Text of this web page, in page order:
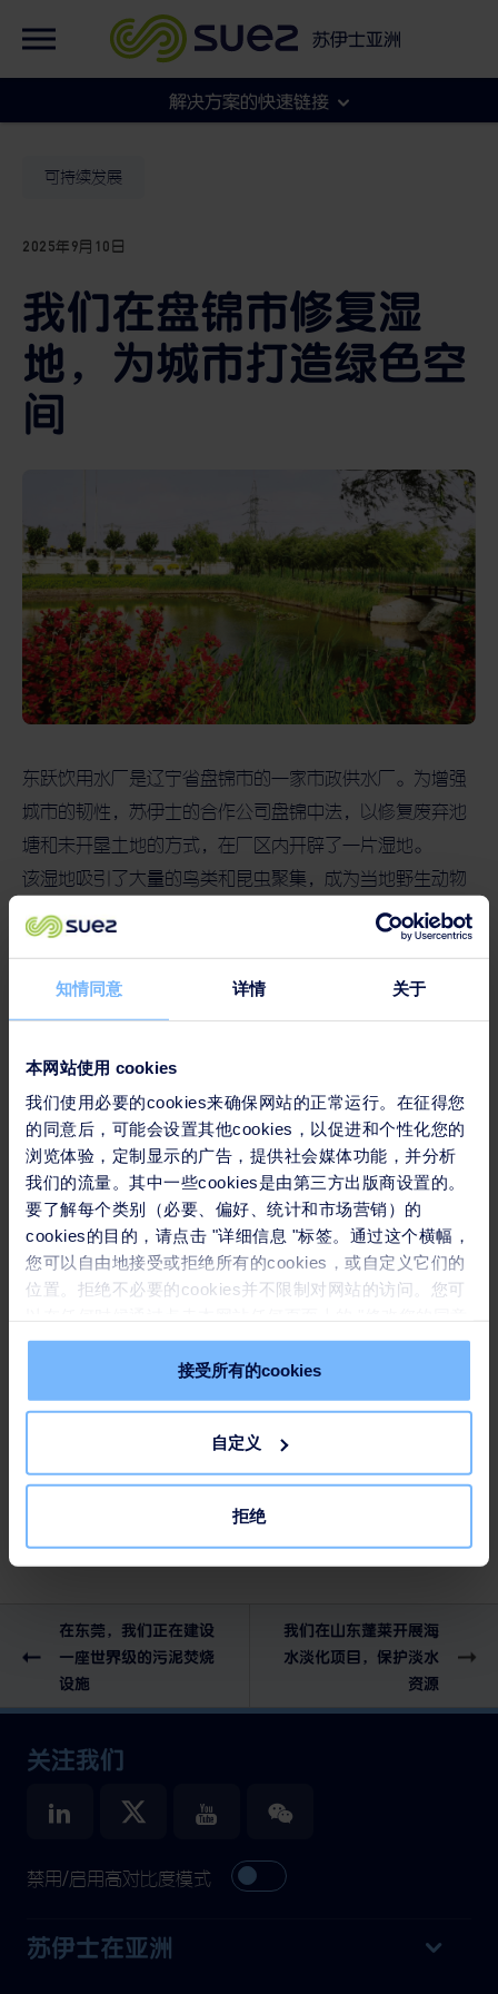
知情同意 详情 关于
本网站使用 cookies
我们使用必要的cookies来确保网站的正常运行。在征得您
的同意后，可能会设置其他cookies，以促进和个性化您的
浏览体验，定制显示的广告，提供社会媒体功能，并分析
我们的流量。其中一些cookies是由第三方出版商设置的。
要了解每个类别（必要、偏好、统计和市场营销）的
cookies的目的，请点击 "详细信息 "标签。通过这个横幅，
您可以自由地接受或拒绝所有的cookies，或自定义它们的
位置。拒绝不必要的cookies并不限制对网站的访问。您可
" 链接来撤回您的同意。请在我们的Cookie政策中了解更
接受所有的cookies
自定义
拒绝
苏伊士亚洲
集团官网
解决方案的快速链接
市政
工商
可持续发展
2025年9月10日
我们在盘锦市修复湿
地，为城市打造绿色空
间
东跃饮用水厂是辽宁省盘锦市的一家市政供水厂。为增强
城市的韧性，苏伊士的合作公司盘锦中法，以修复废弃池
塘和未开垦土地的方式，在厂区内开辟了一片湿地。
该湿地吸引了大量的鸟类和昆虫聚集，成为当地野生动物
的自然栖息地。该湿地于2023年获得了盘锦市林业和湿地
保护管理局的肯定。
7,000 平方米
当地野生动物的自然栖息地面积
分享本文
在东莞，我们正在建设
一座世界级的污泥焚烧
设施
我们在山东蓬莱开展海
水淡化项目，保护淡水
资源
关注我们
禁用/启用高对比度模式
苏伊士在亚洲